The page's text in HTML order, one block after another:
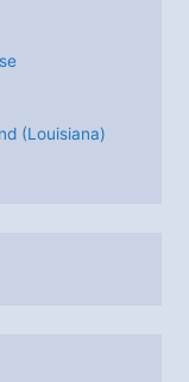
(Louisiana)